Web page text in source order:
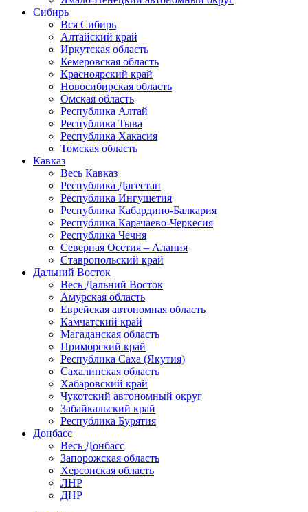
Сибирь
Вся Сибирь
Алтайский край
Иркутская область
Кемеровская область
Красноярский край
Новосибирская область
Омская область
Республика Алтай
Республика Тыва
Республика Хакасия
Томская область
Кавказ
Весь Кавказ
Республика Дагестан
Республика Ингушетия
Республика Кабардино-Балкария
Республика Карачаево-Черкесия
Республика Чечня
Северная Осетия – Алания
Ставропольский край
Дальний Восток
Весь Дальний Восток
Амурская область
Еврейская автономная область
Камчатский край
Магаданская область
Приморский край
Республика Саха (Якутия)
Сахалинская область
Хабаровский край
Чукотский автономный округ
Забайкальский край
Республика Бурятия
Донбасс
Весь Донбасс
Запорожская область
Херсонская область
ЛНР
ДНР